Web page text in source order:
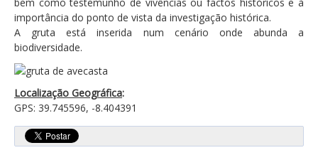
SERVIÇOS
A Minha Rua
Qualidade da Água
Atendimento ao Público
importância do ponto de vista da investigação histórica.
A gruta está inserida num cenário onde abunda a
biodiversidade.
Localização Geográfica:
GPS: 39.745596, -8.404391